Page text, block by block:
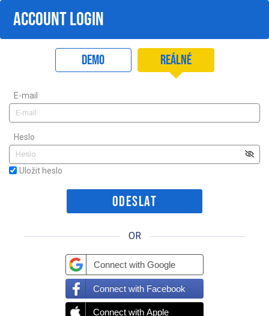
ACCOUNT LOGIN
Demo Reálné
E-mail
Heslo
Uložit heslo
OR
Connect with Google
Connect with Facebook
Connect with Apple